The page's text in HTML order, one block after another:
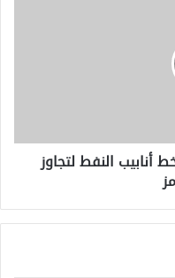
أنابيب النفط لتجاوز